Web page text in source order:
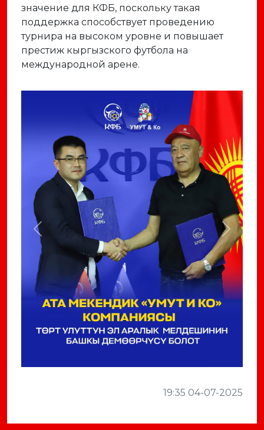
значение для КФБ, поскольку такая
поддержка способствует проведению
турнира на высоком уровне и повышает
престиж кыргызского футбола на
международной арене.
Previous Next
19:35 04-07-2025